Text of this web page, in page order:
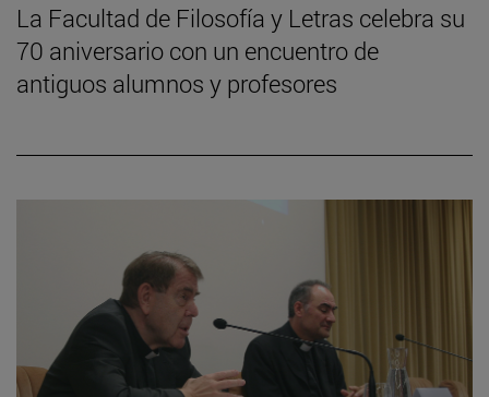
La Facultad de Filosofía y Letras celebra su
70 aniversario con un encuentro de
antiguos alumnos y profesores